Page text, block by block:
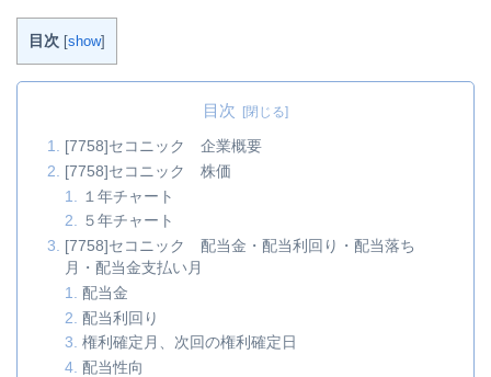
目次 [show]
目次
[7758]セコニック 企業概要
[7758]セコニック 株価
１年チャート
５年チャート
[7758]セコニック 配当金・配当利回り・配当落ち
月・配当金支払い月
配当金
配当利回り
権利確定月、次回の権利確定日
配当性向